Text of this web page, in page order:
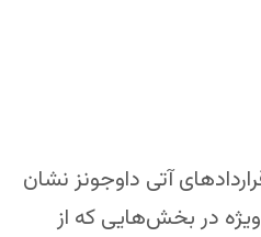
آتی داوجونز نشان
در بخش‌هایی که از